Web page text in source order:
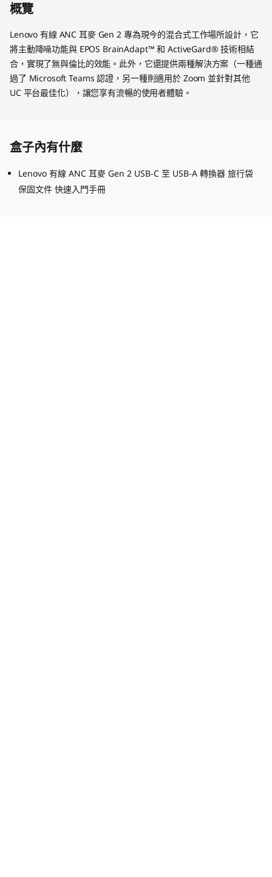
概覽
Lenovo 有線 ANC 耳麥 Gen 2 專為現今的混合式工作場所設計，它
將主動降噪功能與 EPOS BrainAdapt™ 和 ActiveGard® 技術相結
合，實現了無與倫比的效能。此外，它還提供兩種解決方案（一種通
過了 Microsoft Teams 認證，另一種則適用於 Zoom 並針對其他
UC 平台最佳化），讓您享有流暢的使用者體驗。
盒子內有什麼
Lenovo 有線 ANC 耳麥 Gen 2 USB-C 至 USB-A 轉換器 旅行袋
保固文件 快速入門手冊